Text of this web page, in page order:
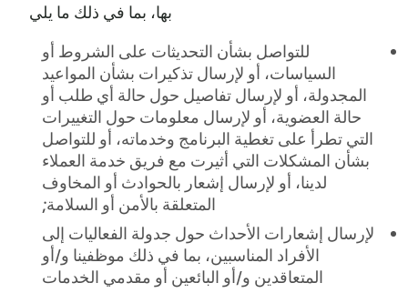
بها، بما في ذلك ما يلي
للتواصل بشأن التحديثات على الشروط أو
السياسات، أو لإرسال تذكيرات بشأن المواعيد
المجدولة، أو لإرسال تفاصيل حول حالة أي طلب أو
حالة العضوية، أو لإرسال معلومات حول التغييرات
التي تطرأ على تغطية البرنامج وخدماته، أو للتواصل
بشأن المشكلات التي أثيرت مع فريق خدمة العملاء
لدينا، أو لإرسال إشعار بالحوادث أو المخاوف
المتعلقة بالأمن أو السلامة;
لإرسال إشعارات الأحداث حول جدولة الفعاليات إلى
الأفراد المناسبين، بما في ذلك موظفينا و/أو
المتعاقدين و/أو البائعين أو مقدمي الخدمات